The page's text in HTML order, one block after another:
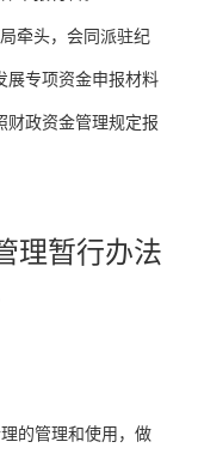
牵头，会同派驻纪
展专项资金申报材料
财政资金管理规定报
理暂行办法
的管理和使用，做